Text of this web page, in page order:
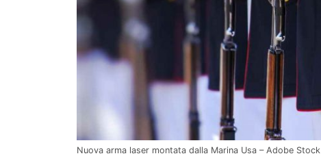
Nuova arma laser montata dalla Marina Usa – Adobe Stock